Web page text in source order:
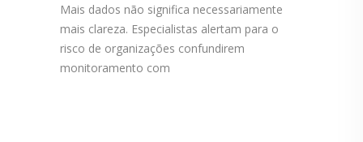
Mais dados não significa necessariamente
mais clareza. Especialistas alertam para o
risco de organizações confundirem
monitoramento com